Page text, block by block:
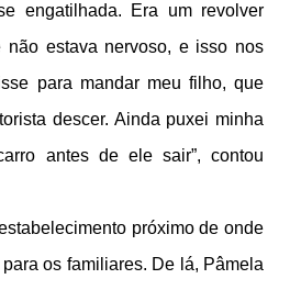
engatilhada. Era um revolver
não estava nervoso, e isso nos
para mandar meu filho, que
descer. Ainda puxei minha
antes de ele sair”, contou
próximo de onde
os familiares. De lá, Pâmela